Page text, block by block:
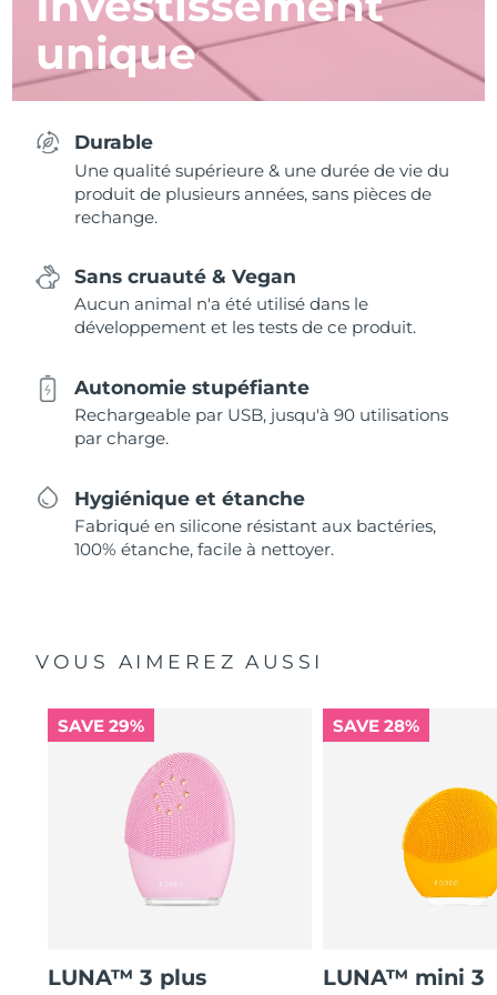
unique
Durable
Une qualité supérieure & une durée de vie du
produit de plusieurs années, sans pièces de
rechange.
Sans cruauté & Vegan
Aucun animal n'a été utilisé dans le
développement et les tests de ce produit.
Autonomie stupéfiante
Rechargeable par USB, jusqu'à 90 utilisations
par charge.
Hygiénique et étanche
Fabriqué en silicone résistant aux bactéries,
100% étanche, facile à nettoyer.
VOUS AIMEREZ AUSSI
SAVE 29%
LUNA™ 3 plus
SAVE 28%
LUNA™ mini 3